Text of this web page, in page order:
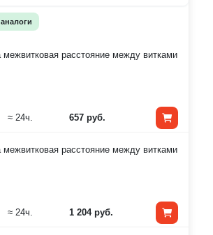
расстояние между витками
≈ 24ч. 657 руб.
расстояние между витками
≈ 24ч. 1 204 руб.